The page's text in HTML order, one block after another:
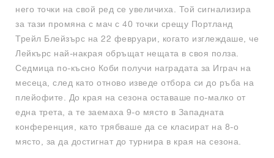
него точки на свой ред се увеличиха. Той сигнализира
за тази промяна с мач с 40 точки срещу Портланд
Трейл Блейзърс на 22 февруари, когато изглеждаше, че
Лейкърс най-накрая обръщат нещата в своя полза.
Седмица по-късно Коби получи наградата за Играч на
месеца, след като отново изведе отбора си до ръба на
плейофите. До края на сезона оставаше по-малко от
една трета, а те заемаха 9-о място в Западната
конференция, като трябваше да се класират на 8-о
място, за да достигнат до турнира в края на сезона.